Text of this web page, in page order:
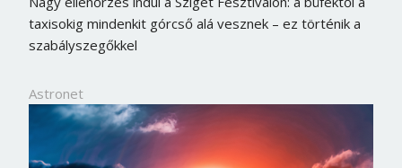
taxisokig mindenkit górcső alá vesznek – ez történik a
szabályszegőkkel
Astronet
Jelszó